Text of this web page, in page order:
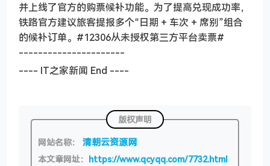
并上线了官方的购票候补功能。为了提高兑现成功率，
铁路官方建议旅客提报多个“日期 + 车次 + 席别”组合
的候补订单。#12306从未授权第三方平台卖票#
----------------------
---- IT之家新闻 End ----
版权声明
网站名称： 清朝云资源网
本文章网址： https://www.qcyqq.com/7732.html